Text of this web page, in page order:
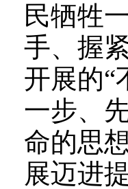
民牺牲
手、握
开展的“
一步、
命的思
展迈进